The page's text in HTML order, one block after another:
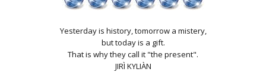
Yesterday is history, tomorrow a mistery,
but today is a gift.
That is why they call it "the present".
JIRÌ KYLIÀN